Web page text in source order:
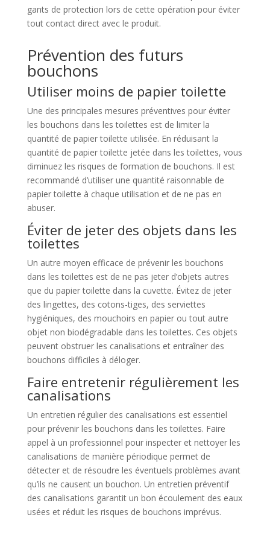
gants de protection lors de cette opération pour éviter
tout contact direct avec le produit.
Prévention des futurs
bouchons
Utiliser moins de papier toilette
Une des principales mesures préventives pour éviter
les bouchons dans les toilettes est de limiter la
quantité de papier toilette utilisée. En réduisant la
quantité de papier toilette jetée dans les toilettes, vous
diminuez les risques de formation de bouchons. Il est
recommandé d’utiliser une quantité raisonnable de
papier toilette à chaque utilisation et de ne pas en
abuser.
Éviter de jeter des objets dans les
toilettes
Un autre moyen efficace de prévenir les bouchons
dans les toilettes est de ne pas jeter d’objets autres
que du papier toilette dans la cuvette. Évitez de jeter
des lingettes, des cotons-tiges, des serviettes
hygiéniques, des mouchoirs en papier ou tout autre
objet non biodégradable dans les toilettes. Ces objets
peuvent obstruer les canalisations et entraîner des
bouchons difficiles à déloger.
Faire entretenir régulièrement les
canalisations
Un entretien régulier des canalisations est essentiel
pour prévenir les bouchons dans les toilettes. Faire
appel à un professionnel pour inspecter et nettoyer les
canalisations de manière périodique permet de
détecter et de résoudre les éventuels problèmes avant
qu’ils ne causent un bouchon. Un entretien préventif
des canalisations garantit un bon écoulement des eaux
usées et réduit les risques de bouchons imprévus.